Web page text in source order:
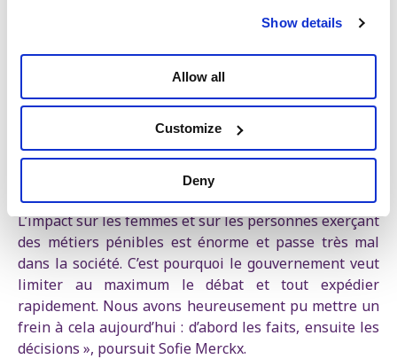
Show details
Allow all
Customize
Deny
La semaine dernière, la majorité demandait encore
réforme des pensions. Elle tente ainsi de raccourcir au
maximum les délais parlementaires afin de faire
passer rapidement la réforme. Bien que le rapport du
Bureau du Plan ne soit publié qu’à la mi-avril, la
majorité voulait déjà procéder à un vote le 1er avril.
« Le gouvernement est parfaitement conscient qu’il y
a très peu de soutien pour ce vol des pensions.
L’impact sur les femmes et sur les personnes exerçant
des métiers pénibles est énorme et passe très mal
dans la société. C’est pourquoi le gouvernement veut
limiter au maximum le débat et tout expédier
rapidement. Nous avons heureusement pu mettre un
frein à cela aujourd’hui : d’abord les faits, ensuite les
décisions », poursuit Sofie Merckx.